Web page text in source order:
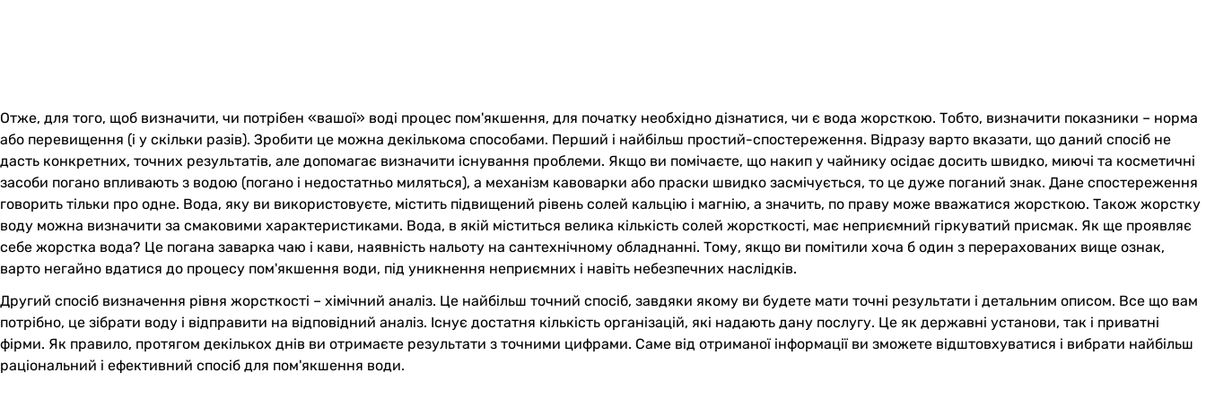
Отже, для того, щоб визначити, чи потрібен «вашої» воді процес пом'якшення, для початку необхідно дізнатися, чи є вода жорсткою. Тобто, визначити показники – норма
або перевищення (і у скільки разів). Зробити це можна декількома способами. Перший і найбільш простий-спостереження. Відразу варто вказати, що даний спосіб не
дасть конкретних, точних результатів, але допомагає визначити існування проблеми. Якщо ви помічаєте, що накип у чайнику осідає досить швидко, миючі та косметичні
засоби погано впливають з водою (погано і недостатньо миляться), а механізм кавоварки або праски швидко засмічується, то це дуже поганий знак. Дане спостереження
говорить тільки про одне. Вода, яку ви використовуєте, містить підвищений рівень солей кальцію і магнію, а значить, по праву може вважатися жорсткою. Також жорстку
воду можна визначити за смаковими характеристиками. Вода, в якій міститься велика кількість солей жорсткості, має неприємний гіркуватий присмак. Як ще проявляє
себе жорстка вода? Це погана заварка чаю і кави, наявність нальоту на сантехнічному обладнанні. Тому, якщо ви помітили хоча б один з перерахованих вище ознак,
варто негайно вдатися до процесу пом'якшення води, під уникнення неприємних і навіть небезпечних наслідків.
Другий спосіб визначення рівня жорсткості – хімічний аналіз. Це найбільш точний спосіб, завдяки якому ви будете мати точні результати і детальним описом. Все що вам
потрібно, це зібрати воду і відправити на відповідний аналіз. Існує достатня кількість організацій, які надають дану послугу. Це як державні установи, так і приватні
фірми. Як правило, протягом декількох днів ви отримаєте результати з точними цифрами. Саме від отриманої інформації ви зможете відштовхуватися і вибрати найбільш
раціональний і ефективний спосіб для пом'якшення води.